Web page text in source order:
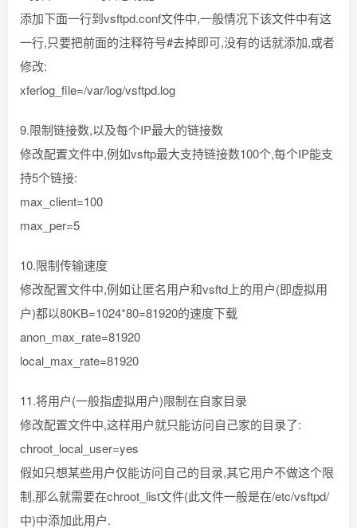
添加下面一行到vsftpd.conf文件中,一般情况下该文件中有这
一行,只要把前面的注释符号#去掉即可,没有的话就添加,或者
修改:
xferlog_file=/var/log/vsftpd.log
9.限制链接数,以及每个IP最大的链接数
修改配置文件中,例如vsftp最大支持链接数100个,每个IP能支
持5个链接:
max_client=100
max_per=5
10.限制传输速度
修改配置文件中,例如让匿名用户和vsftd上的用户(即虚拟用
户)都以80KB=1024*80=81920的速度下载
anon_max_rate=81920
local_max_rate=81920
11.将用户(一般指虚拟用户)限制在自家目录
修改配置文件中,这样用户就只能访问自己家的目录了:
chroot_local_user=yes
假如只想某些用户仅能访问自己的目录,其它用户不做这个限
制,那么就需要在chroot_list文件(此文件一般是在/etc/vsftpd/
中)中添加此用户.